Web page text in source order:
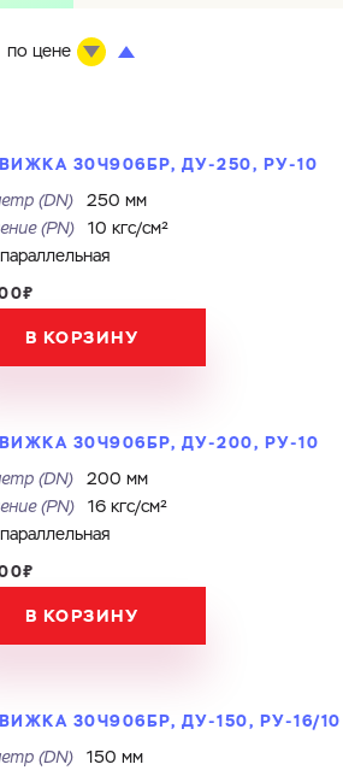
по цене
30Ч906БР, ДУ-250, РУ-10
(DN)
250 мм
(PN)
10 кгс/см²
параллельная
В КОРЗИНУ
30Ч906БР, ДУ-200, РУ-10
(DN)
200 мм
(PN)
16 кгс/см²
параллельная
В КОРЗИНУ
30Ч906БР, ДУ-150, РУ-16/10
(DN)
150 мм